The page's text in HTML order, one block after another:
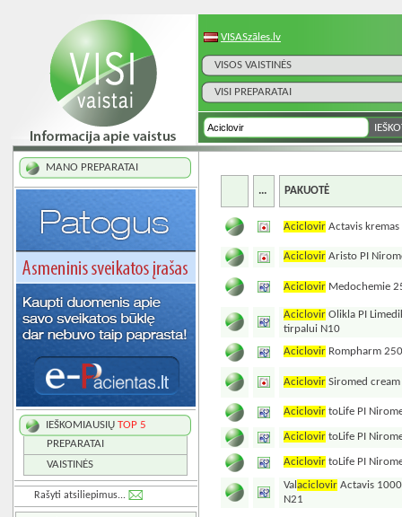
VISASzāles.lv
VISOS VAISTINĖS
VISI PREPARATAI
MANO PREPARATAI
IEŠKOMIAUSIŲ TOP 5
PREPARATAI
VAISTINĖS
Rašyti atsiliepimus...
... PAKUOTĖ
Aciclovir Actavis kremas
Aciclovir Aristo PI
Aciclovir Medochemie
Aciclovir Olikla PI
tirpalui N10
Aciclovir Rompharm
Aciclovir Siromed
Aciclovir toLife PI
Aciclovir toLife PI
Aciclovir toLife PI
Valaciclovir Actavis
N21